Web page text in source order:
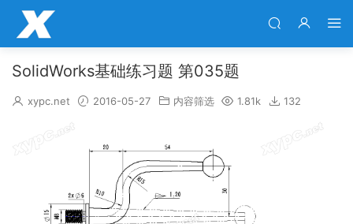
SolidWorks基础练习题 第035题
xypc.net 2016-05-27 内容筛选 1.81k 132